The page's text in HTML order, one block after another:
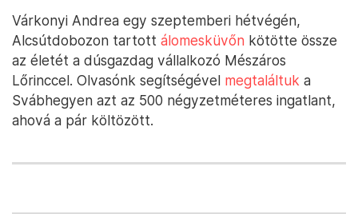
Várkonyi Andrea egy szeptemberi hétvégén,
Alcsútdobozon tartott álomesküvőn kötötte össze
az életét a dúsgazdag vállalkozó Mészáros
Lőrinccel. Olvasónk segítségével megtaláltuk a
Svábhegyen azt az 500 négyzetméteres ingatlant,
ahová a pár költözött.